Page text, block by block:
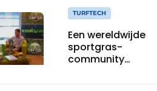
TURFTECH
Een wereldwijde
sportgras-
community
tijdperk van hoge